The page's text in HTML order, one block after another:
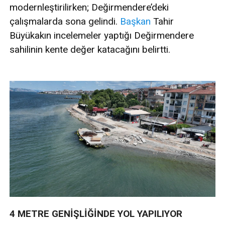
modernleştirilirken; Değirmendere’deki
çalışmalarda sona gelindi. Başkan Tahir
Büyükakın incelemeler yaptığı Değirmendere
sahilinin kente değer katacağını belirtti.
4 METRE GENİŞLİĞİNDE YOL YAPILIYOR